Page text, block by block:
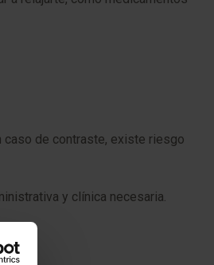
caso de contraste, existe riesgo
y clínica necesaria.